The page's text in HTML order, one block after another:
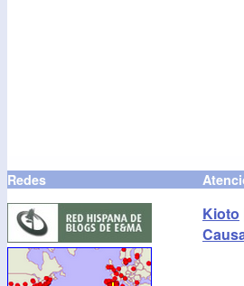
Redes
Kioto